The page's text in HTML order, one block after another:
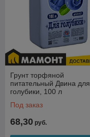
Грунт торфяной
питательный Двина для
голубики, 100 л
Под заказ
68,30 руб.